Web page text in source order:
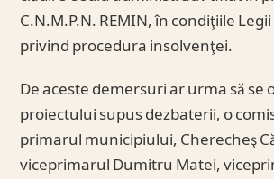
C.N.M.P.N. REMIN, în condiţiile
privind procedura insolvenţei.
De aceste demersuri ar urma să se
proiectului supus dezbaterii, o
primarul municipiului, Cherecheş
viceprimarul Dumitru Matei,